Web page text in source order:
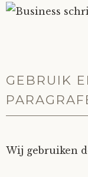
GEBRUIK
Wij gebruiken